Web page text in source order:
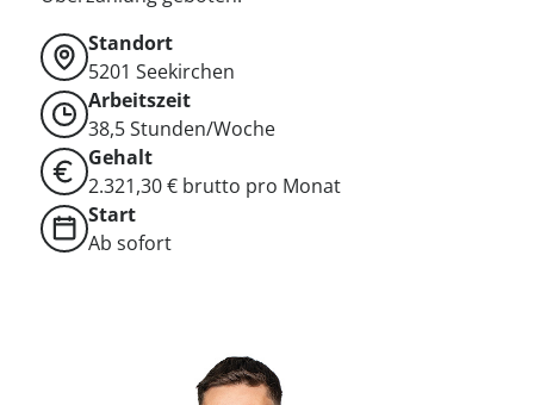
Standort
5201 Seekirchen
Arbeitszeit
38,5 Stunden/Woche
Gehalt
2.321,30 € brutto pro Monat
Start
Ab sofort